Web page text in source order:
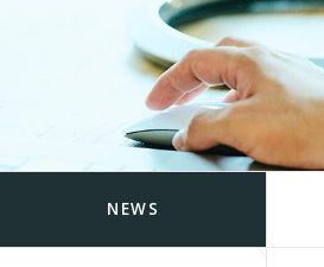
NEWS